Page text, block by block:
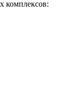
комплексов: